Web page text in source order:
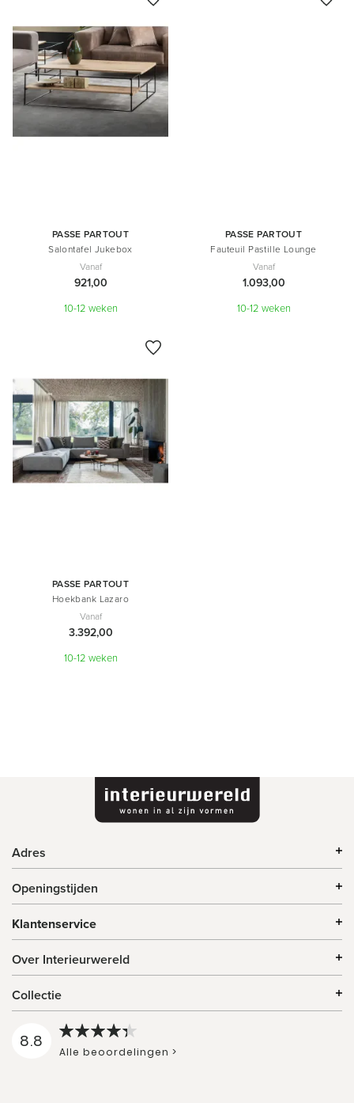
PASSE PARTOUT
Salontafel Jukebox
Vanaf
921,00
10-12 weken
PASSE PARTOUT
Fauteuil Pastille Lounge
Vanaf
1.093,00
10-12 weken
PASSE PARTOUT
Hoekbank Lazaro
Vanaf
3.392,00
10-12 weken
Adres
Openingstijden
Klantenservice
Over Interieurwereld
Collectie
8.8
Alle beoordelingen >